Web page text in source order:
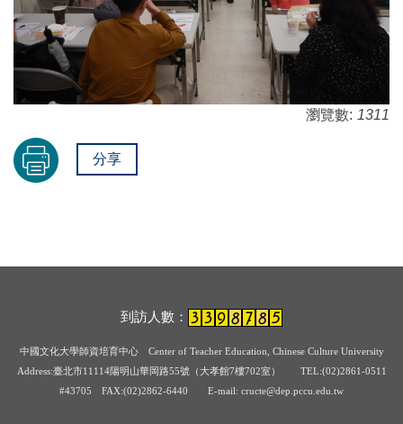
瀏覽數: 1311
分享
到訪人數：
中國文化大學師資培育中心 Center of Teacher Education, Chinese Culture University
Address:臺北市11114陽明山華岡路55號（大孝館7樓702室） TEL:(02)2861-0511
#43705 FAX:(02)2862-6440 E-mail: cructe@dep.pccu.edu.tw